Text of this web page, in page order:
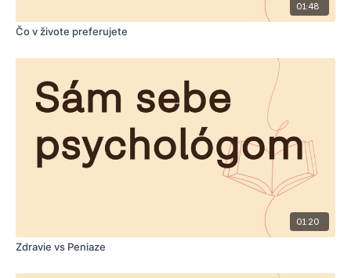
01:48
Čo v živote preferujete
01:20
Zdravie vs Peniaze